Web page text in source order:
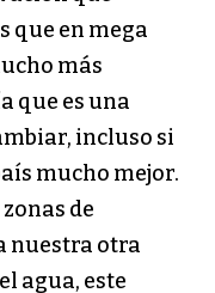
que en mega
más
que es una
incluso si
mucho mejor.
de
nuestra otra
agua, este